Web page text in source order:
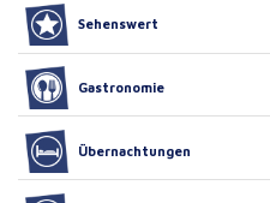
Sehenswert
Gastronomie
Übernachtungen